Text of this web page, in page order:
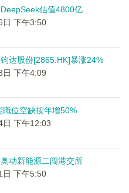
DeepSeek估值4800亿
日 下午3:50
钧达股份[2865.HK]暴涨24%
日 下午4:09
職位空缺按年增50%
日 下午12:03
奥动新能源二闯港交所
日 下午5:50